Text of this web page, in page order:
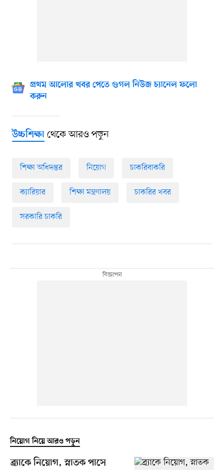
প্রথম আলোর খবর পেতে গুগল নিউজ চ্যানেল ফলো
করুন
উচ্চশিক্ষাথেকে আরও পড়ুন
শিক্ষা অধিদপ্তর নিয়োগ চাকরিবাকরি
ক্যারিয়ার শিক্ষা মন্ত্রণালয় চাকরির খবর
সরকারি চাকরি
নিয়োগ নিয়ে আরও পড়ুন
ব্র্যাকে নিয়োগ, স্নাতক পাসে